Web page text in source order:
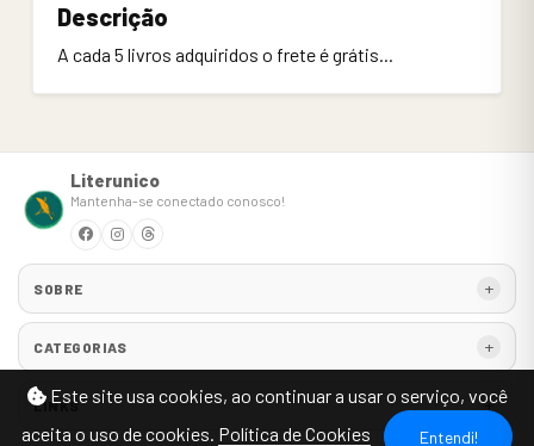
Este site usa cookies, ao continuar a usar o serviço, você
aceita o uso de cookies. Política de Cookies Entendi!
Descrição
A cada 5 livros adquiridos o frete é grátis...
Literunico
Mantenha-se conectado conosco!
SOBRE
CATEGORIAS
LINKS